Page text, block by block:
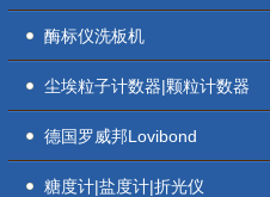
酶标仪洗板机
尘埃粒子计数器|颗粒计数器
德国罗威邦Lovibond
糖度计|盐度计|折光仪